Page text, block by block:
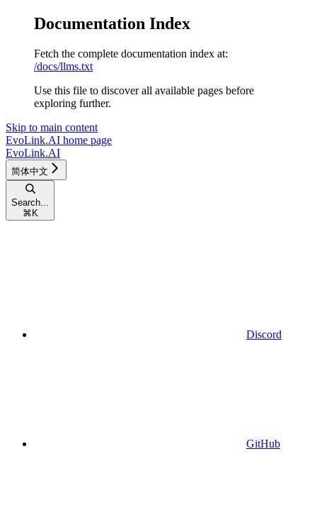
Documentation Index
Fetch the complete documentation index at:
/docs/llms.txt
Use this file to discover all available pages before
exploring further.
Skip to main content
EvoLink.AI home page
EvoLink.AI
简体中文
Search...
⌘ K
Discord
GitHub